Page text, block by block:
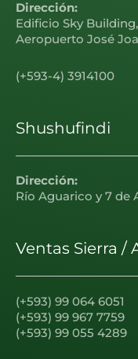
Dirección:
Edificio Sky
Aeropuerto José
(+593-4) 3914100
Shushufindi
Dirección:
Río Aguarico y 7 de
Ventas Sierra /
(+593) 99 064 6051
(+593) 99 967 7759
(+593) 99 055 4289